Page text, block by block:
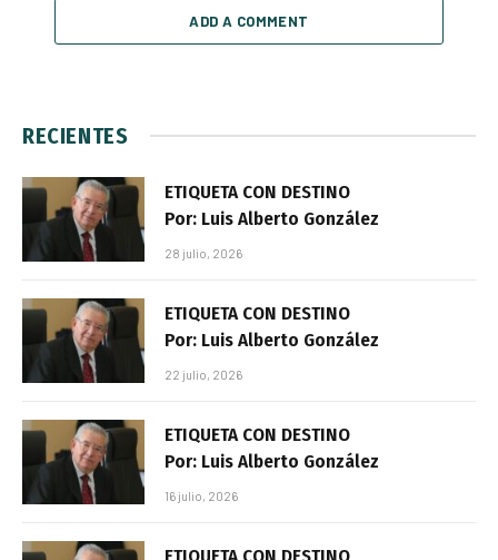
ADD A COMMENT
RECIENTES
ETIQUETA CON DESTINO
Por: Luis Alberto González
28 julio, 2026
ETIQUETA CON DESTINO
Por: Luis Alberto González
22 julio, 2026
ETIQUETA CON DESTINO
Por: Luis Alberto González
16 julio, 2026